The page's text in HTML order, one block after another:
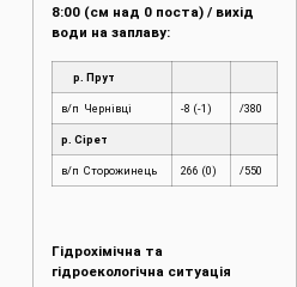
8:00 (см над 0 поста) / вихід
води на заплаву:
р. Прут
в/п Чернівці -8 (-1) /380
р. Сірет
в/п Сторожинець 266 (0) /550
Гідрохімічна та
гідроекологічна ситуація